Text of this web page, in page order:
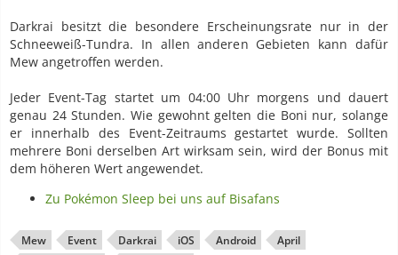
Darkrai besitzt die besondere Erscheinungsrate nur in der
Schneeweiß-Tundra. In allen anderen Gebieten kann dafür
Mew angetroffen werden.
Jeder Event-Tag startet um 04:00 Uhr morgens und dauert
genau 24 Stunden. Wie gewohnt gelten die Boni nur, solange
er innerhalb des Event-Zeitraums gestartet wurde. Sollten
mehrere Boni derselben Art wirksam sein, wird der Bonus mit
dem höheren Wert angewendet.
Zu Pokémon Sleep bei uns auf Bisafans
Mew Event Darkrai iOS Android
April